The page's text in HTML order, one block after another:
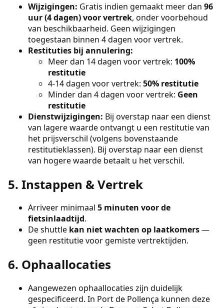
Wijzigingen: Gratis indien gemaakt meer dan 96
uur (4 dagen) voor vertrek, onder voorbehoud
van beschikbaarheid. Geen wijzigingen
toegestaan binnen 4 dagen voor vertrek.
Restituties bij annulering:
Meer dan 14 dagen voor vertrek: 100%
restitutie
4-14 dagen voor vertrek: 50% restitutie
Minder dan 4 dagen voor vertrek: Geen
restitutie
Dienstwijzigingen: Bij overstap naar een dienst
van lagere waarde ontvangt u een restitutie van
het prijsverschil (volgens bovenstaande
restitutieklassen). Bij overstap naar een dienst
van hogere waarde betaalt u het verschil.
5. Instappen & Vertrek
Arriveer minimaal 5 minuten voor de
fietsinlaadtijd.
De shuttle kan niet wachten op laatkomers—
geen restitutie voor gemiste vertrektijden.
6. Ophaallocaties
Aangewezen ophaallocaties zijn duidelijk
gespecificeerd. In Port de Pollença kunnen deze